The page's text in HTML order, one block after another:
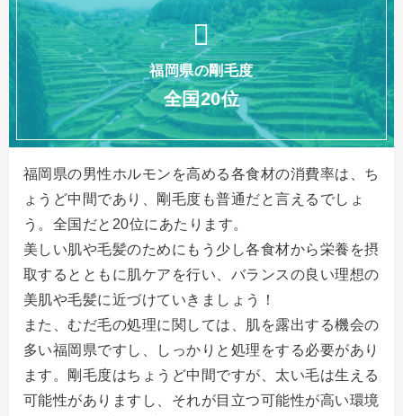
福岡県の剛毛度
全国20位
福岡県の男性ホルモンを高める各食材の消費率は、ち
ょうど中間であり、剛毛度も普通だと言えるでしょ
う。全国だと20位にあたります。
美しい肌や毛髪のためにもう少し各食材から栄養を摂
取するとともに肌ケアを行い、バランスの良い理想の
美肌や毛髪に近づけていきましょう！
また、むだ毛の処理に関しては、肌を露出する機会の
多い福岡県ですし、しっかりと処理をする必要があり
ます。剛毛度はちょうど中間ですが、太い毛は生える
可能性がありますし、それが目立つ可能性が高い環境